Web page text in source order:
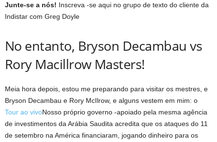
Junte-se a nós! Inscreva -se aqui no grupo de texto do cliente da
Indistar com Greg Doyle
No entanto, Bryson Decambau vs
Rory Macillrow Masters!
Meia hora depois, estou me preparando para visitar os mestres, e
Bryson Decambau e Rory McIlrow, e alguns vestem em mim: o
Tour ao vivoNosso próprio governo -apoiado pela mesma agência
de investimentos da Arábia Saudita acredita que os ataques do 11
de setembro na América financiaram, jogando dinheiro para os